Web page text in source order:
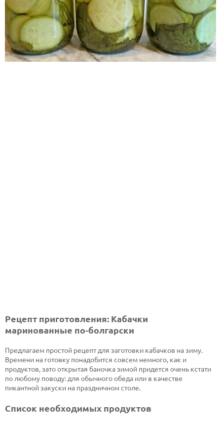
Рецепт приготовления: Кабачки
маринованные по-болгарски
Предлагаем простой рецепт для заготовки кабачков на зиму.
Времени на готовку понадобится совсем немного, как и
продуктов, зато открытая баночка зимой придется очень кстати
по любому поводу: для обычного обеда или в качестве
пикантной закуски на праздничном столе.
Список необходимых продуктов